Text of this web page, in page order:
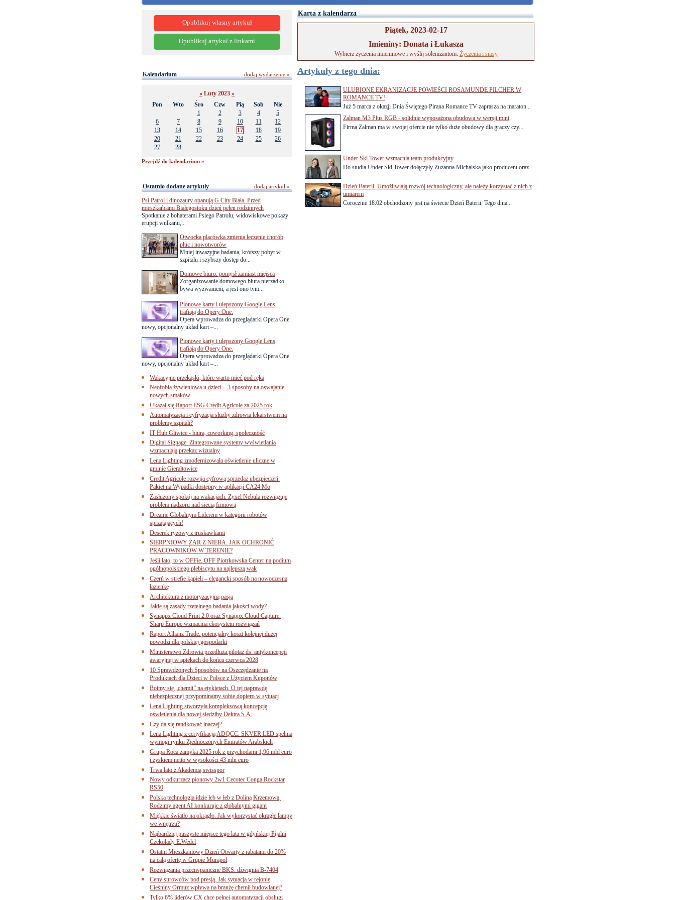
Karta z kalendarza
Piątek, 2023-02-17
Imieniny: Donata i Łukasza
Wybierz życzenia imieninowe i wyślij solenizantom: Życzenia i smsy
Artykuły z tego dnia:
ULUBIONE EKRANIZACJE POWIEŚCI ROSAMUNDE PILCHER W
ROMANCE TV!
Już 5 marca z okazji Dnia Świętego Pirana Romance TV zaprasza na maraton...
Zalman M3 Plus RGB - solidnie wyposażona obudowa w wersji mini
Firma Zalman ma w swojej ofercie nie tylko duże obudowy dla graczy czy...
Under Ski Tower wzmacnia team produkcyjny
Do studia Under Ski Tower dołączyły Zuzanna Michalska jako producent oraz...
Dzień Baterii. Umożliwiają rozwój technologiczny, ale należy korzystać z nich z
umiarem
Corocznie 18.02 obchodzony jest na świecie Dzień Baterii. Tego dnia...
Opublikuj własny artykuł
Opublikuj artykuł z linkami
Kalendarium
« Luty 2023 »
Pon
Wto Śro Czw Pią Sob
Nie
1
2 3 4
5
6
7 8 9 10 11
12
13
14 15 16 17 18
19
20
21 22 23 24 25
26
27
28
Przejdź do kalendarium »
dodaj wydarzenie »
Ostatnio dodane artykuły
Psi Patrol i dinozaury opanują G City Biała. Przed
mieszkańcami Białegostoku dzień pełen rodzinnych
Spotkanie z bohaterami Psiego Patrolu, widowiskowe pokazy
erupcji wulkanu,...
Otwocka placówka zmienia leczenie chorób
płuc i nowotworów
Mniej inwazyjne badania, krótszy pobyt w
szpitalu i szybszy dostęp do...
Domowe biuro: pomysł zamiast miejsca
Zorganizowanie domowego biura nierzadko
bywa wyzwaniem, a jest ono tym...
Pionowe karty i ulepszony Google Lens
trafiają do Opery One.
Opera wprowadza do przeglądarki Opera One
nowy, opcjonalny układ kart –...
Pionowe karty i ulepszony Google Lens
trafiają do Opery One.
Opera wprowadza do przeglądarki Opera One
nowy, opcjonalny układ kart –...
Wakacyjne przekąski, które warto mieć pod ręką
Neofobia żywieniowa u dzieci – 3 sposoby na oswajanie
nowych smaków
Ukazał się Raport ESG Credit Agricole za 2025 rok
Automatyzacja i cyfryzacja służby zdrowia lekarstwem na
problemy szpitali?
IT Hub Gliwice - biura, coworking, społeczność
Digital Signage. Zintegrowane systemy wyświetlania
wzmacniają przekaz wizualny
Lena Lighting zmodernizowała oświetlenie uliczne w
gminie Gierałtowice
Credit Agricole rozwija cyfrową sprzedaż ubezpieczeń.
Pakiet na Wypadki dostępny w aplikacji CA24 Mo
Zasłużony spokój na wakacjach. Zyxel Nebula rozwiązuje
problem nadzoru nad siecią firmową
Dreame Globalnym Liderem w kategorii robotów
sprzątających!
Deserek ryżowy z truskawkami
SIERPNIOWY ŻAR Z NIEBA. JAK OCHRONIĆ
PRACOWNIKÓW W TERENIE?
Jeśli lato, to w OFFie. OFF Piotrkowska Center na podium
ogólnopolskiego plebiscytu na najlepszą wak
Czerń w strefie kąpieli – elegancki sposób na nowoczesną
łazienkę
Architektura z motoryzacyjną pasją
Jakie są zasady rzetelnego badania jakości wody?
Synappx Cloud Print 2.0 oraz Synappx Cloud Capture.
Sharp Europe wzmacnia ekosystem rozwiązań
Raport Allianz Trade: potencjalny koszt kolejnej dużej
powodzi dla polskiej gospodarki
Ministerstwo Zdrowia przedłuża pilotaż ds. antykoncepcji
awaryjnej w aptekach do końca czerwca 2028
10 Sprawdzonych Sposobów na Oszczędzanie na
Produktach dla Dzieci w Polsce z Użyciem Kuponów
Boimy się „chemii” na etykietach. O tej naprawdę
niebezpiecznej przypominamy sobie dopiero w sytuacj
Lena Lighting stworzyła kompleksową koncepcję
oświetlenia dla nowej siedziby Dektra S.A.
Czy da się randkować inaczej?
Lena Lighting z certyfikacją ADQCC. SKVER LED spełnia
wymogi rynku Zjednoczonych Emiratów Arabskich
Grupa Roca zamyka 2025 rok z przychodami 1,96 mld euro
i zyskiem netto w wysokości 43 mln euro
Trwa lato z Akademią swisspor
Nowy odkurzacz pionowy 2w1 Cecotec Conga Rockstar
RS50
Polska technologia idzie łeb w łeb z Doliną Krzemową.
Rodzimy agent AI konkuruje z globalnymi gigant
Miękkie światło na okrągło. Jak wykorzystać okrągłe lampy
we wnętrzu?
Najbardziej puszyste miejsce tego lata w gdyńskiej Pijalni
Czekolady E.Wedel
Ostatni Mieszkaniowy Dzień Otwarty z rabatami do 20%
na całą ofertę w Grupie Murapol
Rozwiązania przeciwpaniczne BKS: dźwignia B-7404
Ceny surowców pod presją. Jak sytuacja w rejonie
Cieśniny Ormuz wpływa na branżę chemii budowlanej?
Tylko 6% liderów CX chce pełnej automatyzacji obsługi
dodaj artykuł »